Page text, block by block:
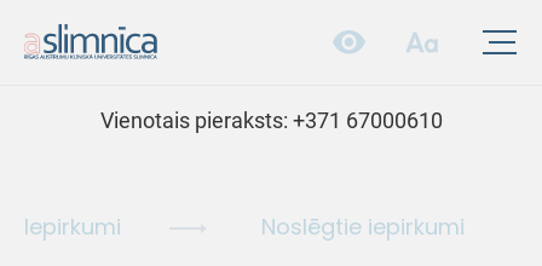
Vienotais pieraksts: +371 67000610
Iepirkumi Noslēgtie iepirkumi